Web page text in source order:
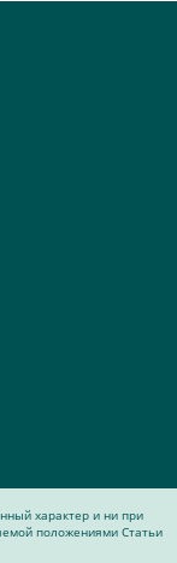
характер и ни при
положениями Статьи